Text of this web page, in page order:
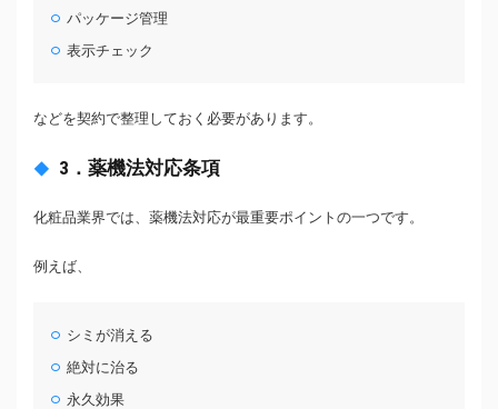
パッケージ管理
表示チェック
などを契約で整理しておく必要があります。
3．薬機法対応条項
化粧品業界では、薬機法対応が最重要ポイントの一つです。
例えば、
シミが消える
絶対に治る
永久効果